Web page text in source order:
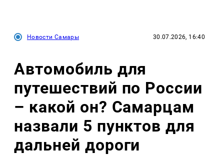
Новости Самары 30.07.2026, 16:40
Автомобиль для
путешествий по России
– какой он? Самарцам
назвали 5 пунктов для
дальней дороги